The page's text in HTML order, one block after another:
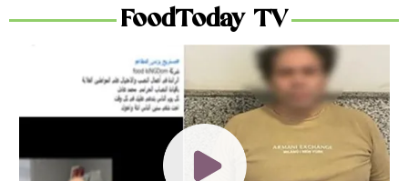
FoodToday TV